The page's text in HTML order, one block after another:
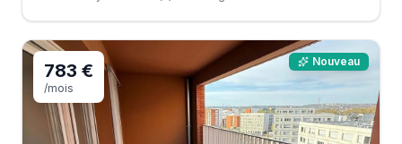
783 €
/mois
Nouveau